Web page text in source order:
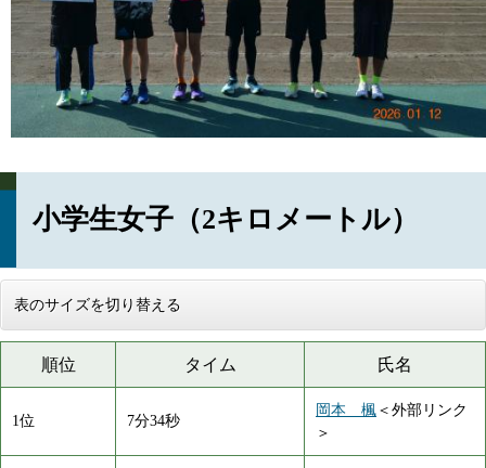
小学生女子（2キロメートル）
表のサイズを切り替える
順位 タイム 氏名
1位 7分34秒
岡本 楓 ＜外部リンク
＞